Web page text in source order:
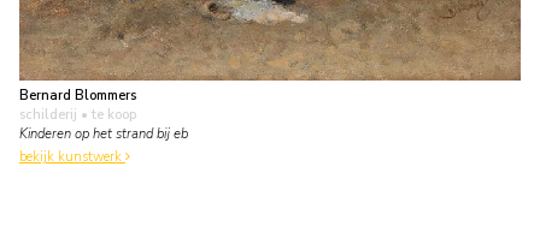
Bernard Blommers
schilderij • te koop
Kinderen op het strand bij eb
bekijk kunstwerk